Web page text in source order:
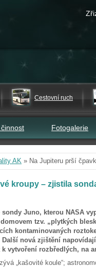
Cestovní ruch
Fotogalerie
AK » Na Jupiteru prší
kroupy – zjistila
sondy Juno, kterou NASA
tzv. „plytkých
kontaminovaných
nová zjištění
vytvoření rozbředlých, na
„kašovité koule“;